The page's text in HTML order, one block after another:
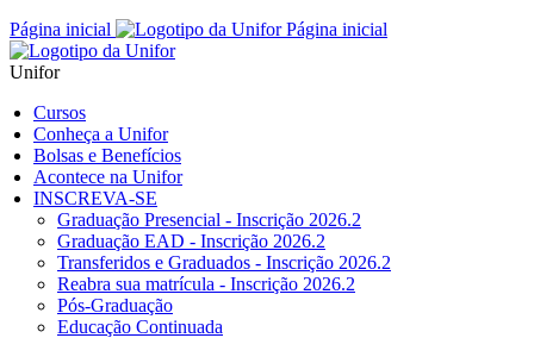
Página inicial
Página inicial
Unifor
Cursos
Conheça a Unifor
Bolsas e Benefícios
Acontece na Unifor
INSCREVA-SE
Graduação Presencial - Inscrição 2026.2
Graduação EAD - Inscrição 2026.2
Transferidos e Graduados - Inscrição 2026.2
Reabra sua matrícula - Inscrição 2026.2
Pós-Graduação
Educação Continuada